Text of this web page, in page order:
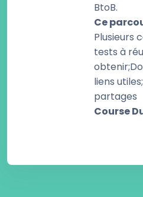
BtoB.
Ce
Plusieurs
tests à
liens
partages
Course